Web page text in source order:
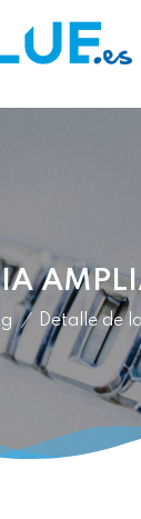
/ Detalle de